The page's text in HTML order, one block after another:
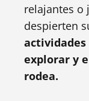
relajantes o
despierten
actividades
explorar y
rodea.